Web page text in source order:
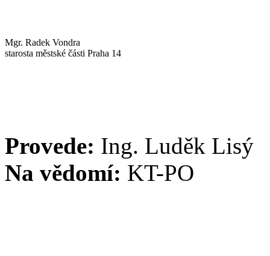
Mgr. Radek Vondra
starosta městské části Praha 14
Provede: Ing. Luděk Lisý
Na vědomí: KT-PO